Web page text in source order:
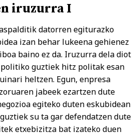
iruzurra I
datorren egiturazko
izan behar lukeena gehienez
baino ez da. Iruzurra dela diot
guztiek hitz politak esan
heltzen. Egun, enpresa
jabeek ezartzen dute
egiteko duten eskubidean
su ta gar defendatzen dute
etxebizitza bat izateko duen